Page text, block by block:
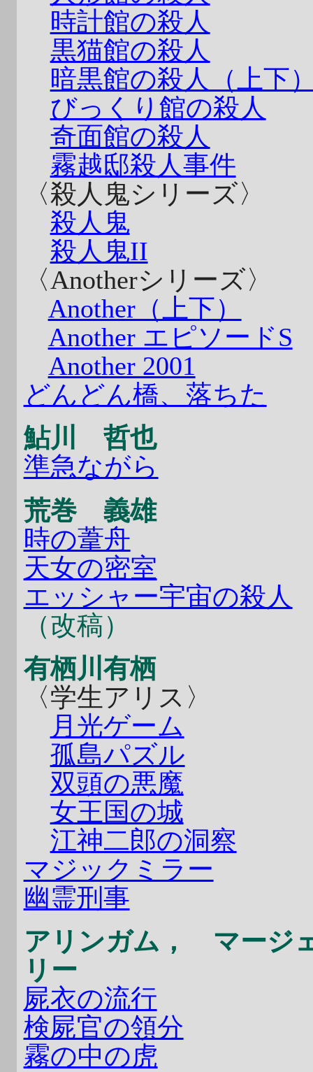
時計館の殺人
黒猫館の殺人
暗黒館の殺人（上下
びっくり館の殺人
奇面館の殺人
霧越邸殺人事件
〈殺人鬼シリーズ〉
殺人鬼
殺人鬼II
〈Anotherシリーズ〉
Another（上下）
Another エピソードS
Another 2001
どんどん橋、落ちた
鮎川 哲也
準急ながら
荒巻 義雄
時の葦舟
天女の密室
エッシャー宇宙の殺人
（改稿）
有栖川有栖
〈学生アリス〉
月光ゲーム
孤島パズル
双頭の悪魔
女王国の城
江神二郎の洞察
マジックミラー
幽霊刑事
アリンガム， マージ
リー
屍衣の流行
検屍官の領分
霧の中の虎